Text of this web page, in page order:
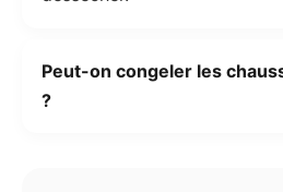
Peut-on congeler les
?